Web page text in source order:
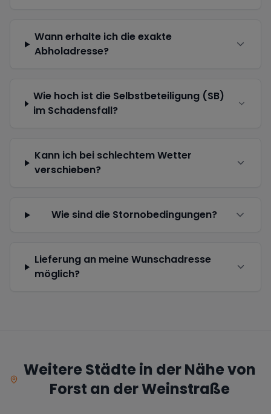
Wann erhalte ich die exakte
Abholadresse?
Wie hoch ist die Selbstbeteiligung (SB)
im Schadensfall?
Kann ich bei schlechtem Wetter
verschieben?
Wie sind die Stornobedingungen?
Lieferung an meine Wunschadresse
möglich?
Weitere Städte in der Nähe von
Forst an der Weinstraße